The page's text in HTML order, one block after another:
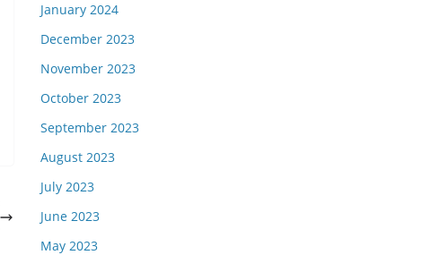
January 2024
December 2023
November 2023
October 2023
September 2023
August 2023
July 2023
June 2023
May 2023